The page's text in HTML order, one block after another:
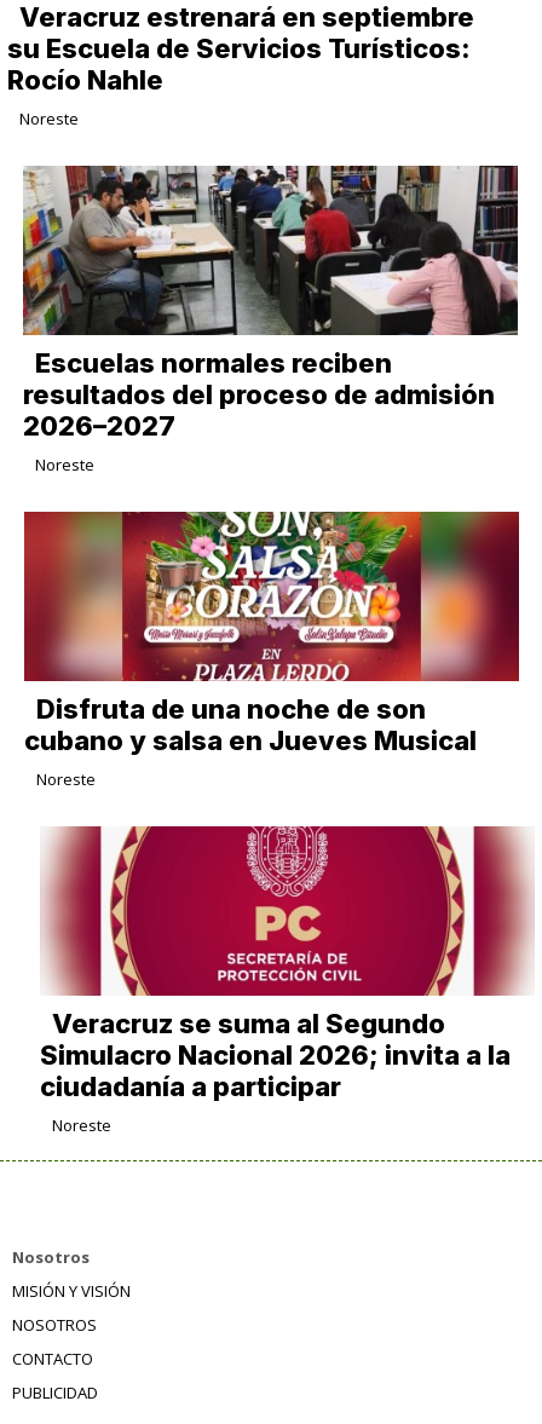
Veracruz estrenará en septiembre
su Escuela de Servicios Turísticos:
Rocío Nahle
Noreste
Escuelas normales reciben
resultados del proceso de admisión
2026–2027
Noreste
Disfruta de una noche de son
cubano y salsa en Jueves Musical
Noreste
Veracruz se suma al Segundo
Simulacro Nacional 2026; invita a la
ciudadanía a participar
Noreste
Nosotros
MISIÓN Y VISIÓN
NOSOTROS
CONTACTO
PUBLICIDAD